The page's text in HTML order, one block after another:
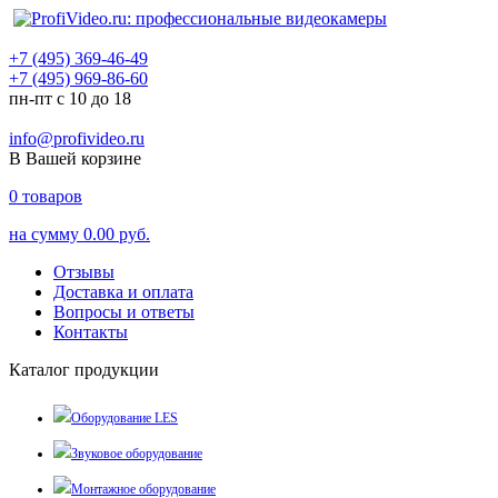
+7 (495) 369-46-49
+7 (495) 969-86-60
пн-пт с 10 до 18
info@profivideo.ru
В Вашей корзине
0 товаров
на сумму 0.00 руб.
Отзывы
Доставка и оплата
Вопросы и ответы
Контакты
Каталог продукции
Оборудование LES
Звуковое оборудование
Монтажное оборудование